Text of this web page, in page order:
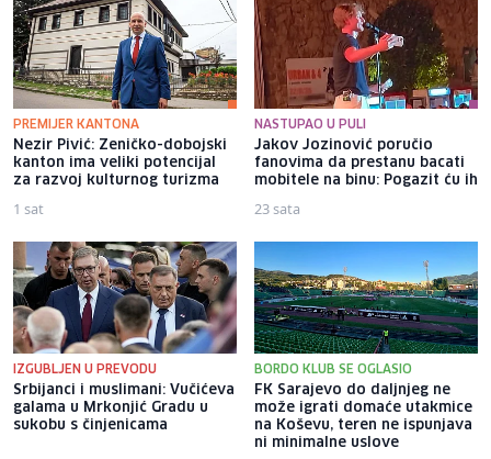
PREMIJER KANTONA
Nezir Pivić: Zeničko-dobojski
kanton ima veliki potencijal
za razvoj kulturnog turizma
1 sat
NASTUPAO U PULI
Jakov Jozinović poručio
fanovima da prestanu bacati
mobitele na binu: Pogazit ću ih
23 sata
IZGUBLJEN U PREVODU
Srbijanci i muslimani: Vučićeva
galama u Mrkonjić Gradu u
sukobu s činjenicama
BORDO KLUB SE OGLASIO
FK Sarajevo do daljnjeg ne
može igrati domaće utakmice
na Koševu, teren ne ispunjava
ni minimalne uslove